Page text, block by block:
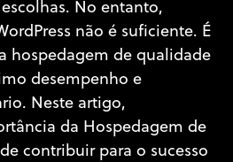
No entanto,
não é suficiente. É
hospedagem de qualidade
desempenho e
Neste artigo,
da Hospedagem de
contribuir para o sucesso